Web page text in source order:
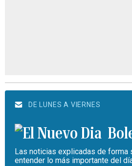
DE LUNES A VIERNES
Las noticias explicadas de forma
entender lo más importante del